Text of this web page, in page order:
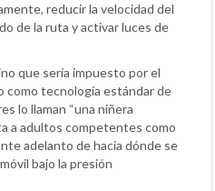
reducir la velocidad del
de la ruta y activar luces de
que sería impuesto por el
como tecnología estándar de
lo llaman “una niñera
a adultos competentes como
adelanto de hacia dónde se
bajo la presión